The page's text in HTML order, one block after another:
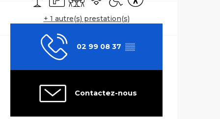
+ 1 autre(s) prestation(s)
02 99 08 37 ▒▒
Contactez-nous